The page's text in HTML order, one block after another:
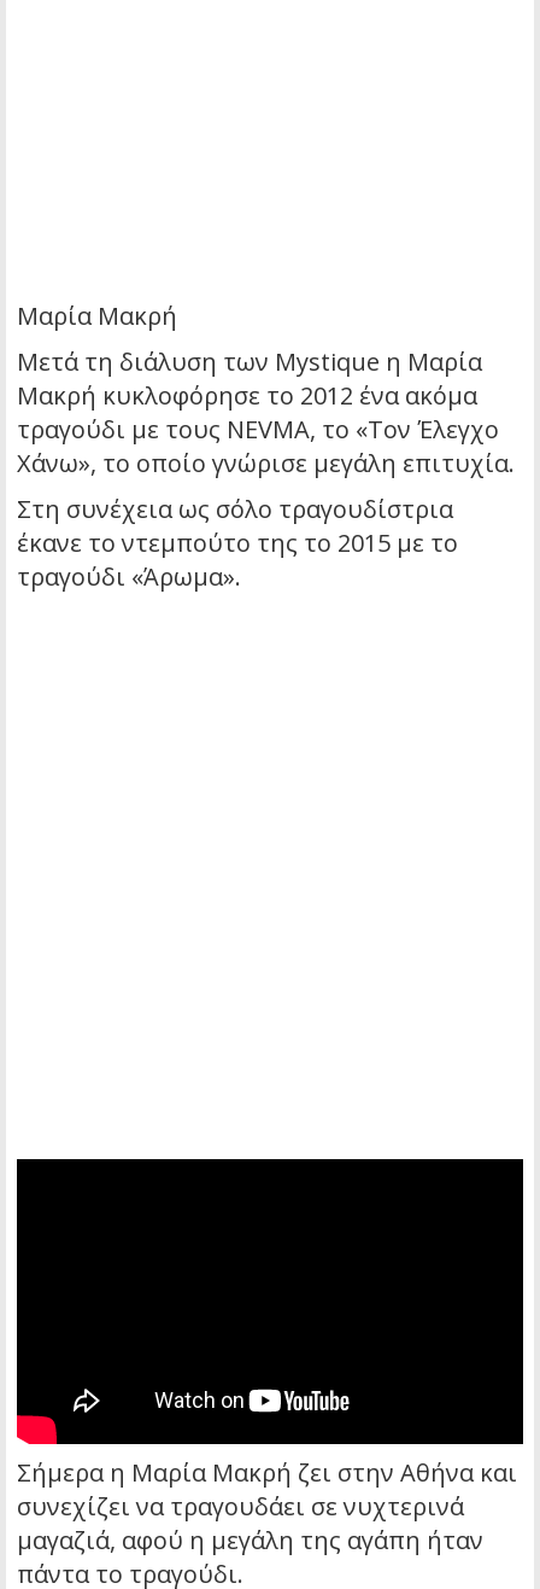
Μαρία Μακρή
Μετά τη διάλυση των Mystique η Μαρία
Μακρή κυκλοφόρησε το 2012 ένα ακόμα
τραγούδι με τους NEVMA, το «Τον Έλεγχο
Χάνω», το οποίο γνώρισε μεγάλη επιτυχία.
Στη συνέχεια ως σόλο τραγουδίστρια
έκανε το ντεμπούτο της το 2015 με το
τραγούδι «Άρωμα».
Σήμερα η Μαρία Μακρή ζει στην Αθήνα και
συνεχίζει να τραγουδάει σε νυχτερινά
μαγαζιά, αφού η μεγάλη της αγάπη ήταν
πάντα το τραγούδι.